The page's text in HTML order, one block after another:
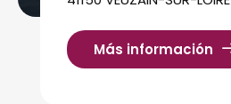
Más información